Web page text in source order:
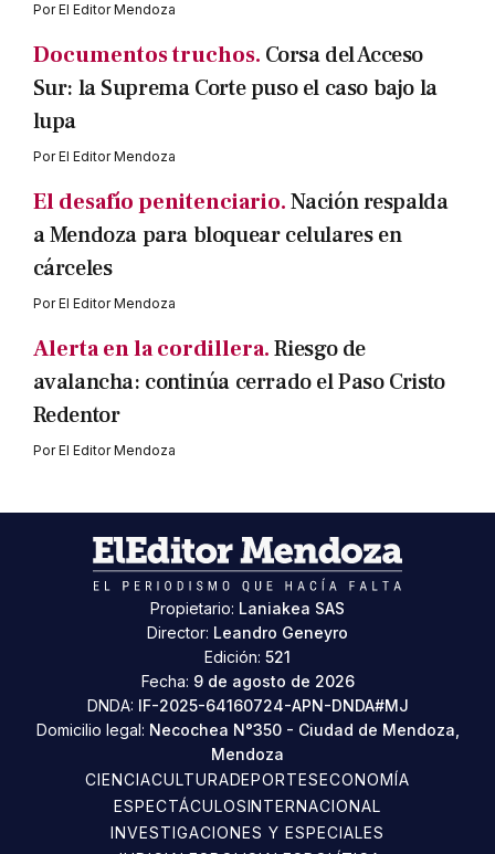
PorEl Editor Mendoza
Documentos truchos. Corsa del Acceso
Sur: la Suprema Corte puso el caso bajo la
lupa
PorEl Editor Mendoza
El desafío penitenciario.Nación respalda
a Mendoza para bloquear celulares en
cárceles
PorEl Editor Mendoza
Alerta en la cordillera.Riesgo de
avalancha: continúa cerrado el Paso Cristo
Redentor
PorEl Editor Mendoza
Propietario: Laniakea SAS
Director: Leandro Geneyro
Edición: 521
Fecha: 9 de agosto de 2026
DNDA: IF-2025-64160724-APN-DNDA#MJ
Domicilio legal: Necochea N°350 - Ciudad de Mendoza,
Mendoza
CIENCIACULTURADEPORTESECONOMÍA
ESPECTÁCULOSINTERNACIONAL
INVESTIGACIONES Y ESPECIALES